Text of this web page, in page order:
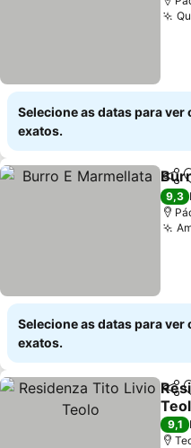
Selecione as datas para ver
exatos.
9,3
Selecione as datas para ver
exatos.
9,1